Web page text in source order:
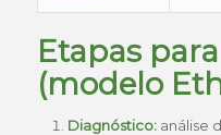
Etapas
(modelo
Diagnóstico:análise